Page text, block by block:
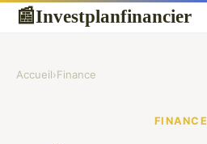
📰Investplanfinancier
Accueil›Finance
FINANCE